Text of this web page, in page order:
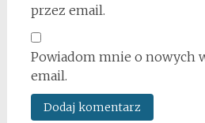
przez email.
Powiadom mnie o nowych
email.